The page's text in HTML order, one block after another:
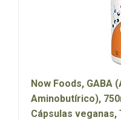
Now Foods, GABA
Aminobutírico),
Cápsulas